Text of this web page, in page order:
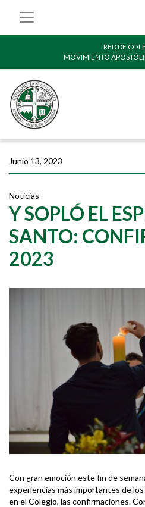
RED DE
MOVIMIENTO
Junio 13, 2023
Noticias
Y SOPLÓ EL
SANTO:
2023
Con gran emoción este fin de
experiencias más importantes de
en el Colegio, las confirmaciones.